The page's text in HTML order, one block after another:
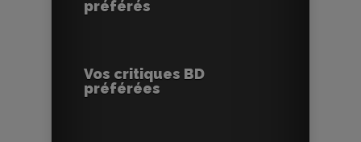
préférés
Vos critiques BD
préférées